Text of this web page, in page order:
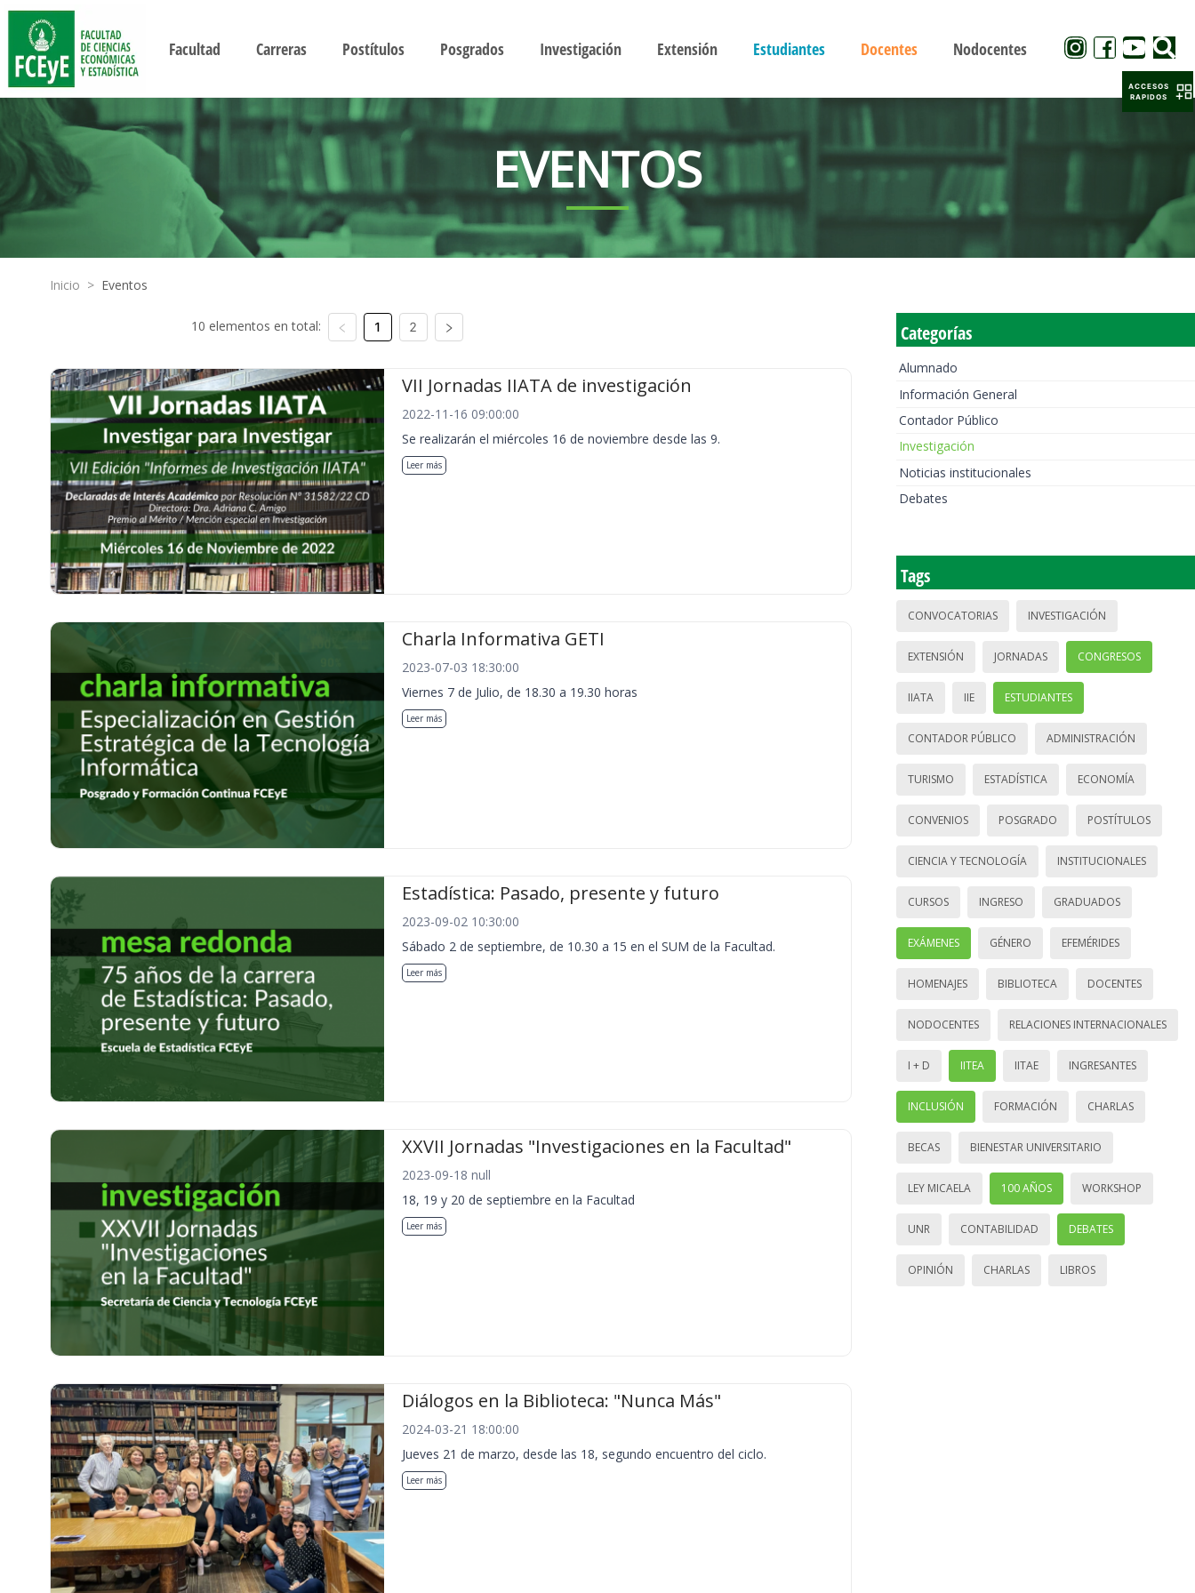
Facultad Carreras Postítulos Posgrados Investigación Extensión Estudiantes Docentes Nodocentes
EVENTOS
Inicio > Eventos
10 elementos en total: 1 2
VII Jornadas IIATA de investigación
2022-11-16 09:00:00
Se realizarán el miércoles 16 de noviembre desde las 9.
Leer más
Charla Informativa GETI
2023-07-03 18:30:00
Viernes 7 de Julio, de 18.30 a 19.30 horas
Leer más
Estadística: Pasado, presente y futuro
2023-09-02 10:30:00
Sábado 2 de septiembre, de 10.30 a 15 en el SUM de la Facultad.
Leer más
XXVII Jornadas "Investigaciones en la Facultad"
2023-09-18 null
18, 19 y 20 de septiembre en la Facultad
Leer más
Diálogos en la Biblioteca: "Nunca Más"
2024-03-21 18:00:00
Jueves 21 de marzo, desde las 18, segundo encuentro del ciclo.
Leer más
Categorías
Alumnado
Información General
Contador Público
Investigación
Noticias institucionales
Debates
Tags
CONVOCATORIAS INVESTIGACIÓN
EXTENSIÓN JORNADAS CONGRESOS
IIATA IIE ESTUDIANTES
CONTADOR PÚBLICO ADMINISTRACIÓN
TURISMO ESTADÍSTICA ECONOMÍA
CONVENIOS POSGRADO POSTÍTULOS
CIENCIA Y TECNOLOGÍA INSTITUCIONALES
CURSOS INGRESO GRADUADOS
EXÁMENES GÉNERO EFEMÉRIDES
HOMENAJES BIBLIOTECA DOCENTES
NODOCENTES RELACIONES INTERNACIONALES
I + D IITEA IITAE INGRESANTES
INCLUSIÓN FORMACIÓN CHARLAS
BECAS BIENESTAR UNIVERSITARIO
LEY MICAELA 100 AÑOS WORKSHOP
UNR CONTABILIDAD DEBATES
OPINIÓN CHARLAS LIBROS
ACCESOS
RAPIDOS